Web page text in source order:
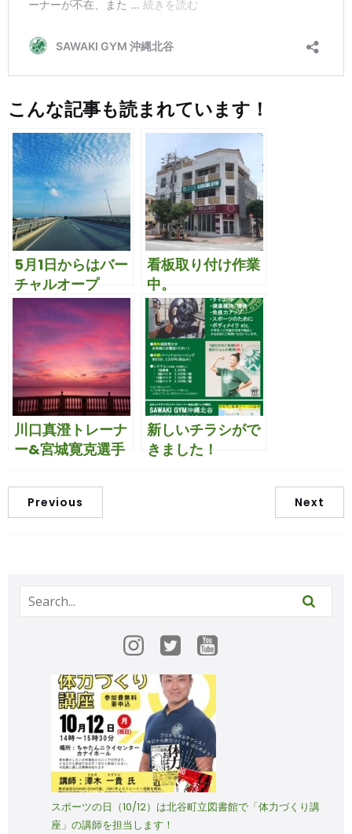
こんな記事も読まれています！
5月1日からはバー
チャルオープ
ン！！
看板取り付け作業
中。
川口真澄トレーナ
ー&宮城寛克選手
新しいチラシがで
きました！
Previous Next
スポーツの日（10/12）は北谷町立図書館で「体力づくり講
座」の講師を担当します！